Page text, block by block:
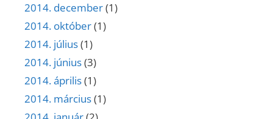
2014. december(1)
2014. október(1)
2014. július(1)
2014. június(3)
2014. április(1)
2014. március(1)